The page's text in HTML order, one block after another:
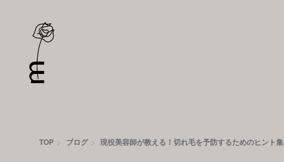
TOP ブログ 現役美容師が教える！切れ毛を予防するためのヒント集